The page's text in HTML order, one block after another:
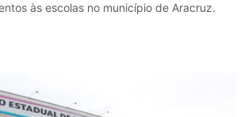
às escolas no município de Aracruz.